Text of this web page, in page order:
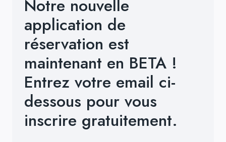
Notre nouvelle
application de
réservation est
maintenant en BETA !
Entrez votre email ci-
dessous pour vous
inscrire gratuitement.